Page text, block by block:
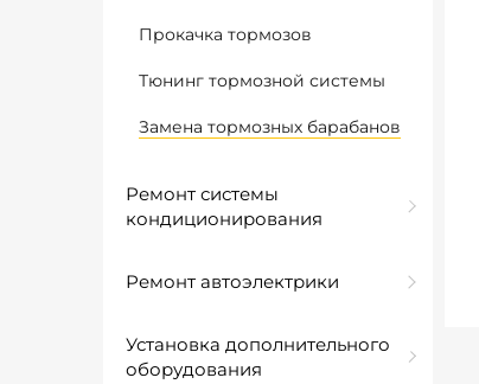
Прокачка тормозов
Тюнинг тормозной системы
Замена тормозных барабанов
Ремонт системы
кондиционирования
Ремонт автоэлектрики
Установка дополнительного
оборудования